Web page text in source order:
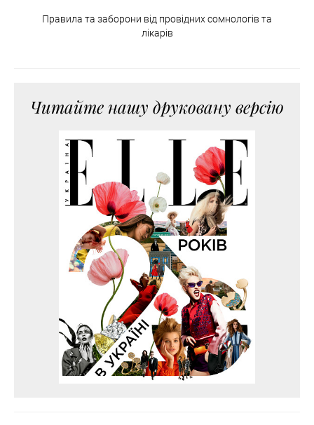
Правила та заборони від провідних сомнологів та
лікарів
Читайте нашу друковану версію